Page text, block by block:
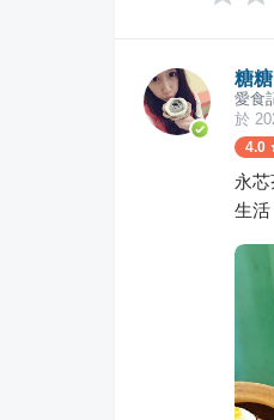
糖
愛食
於
4.0
永
生活